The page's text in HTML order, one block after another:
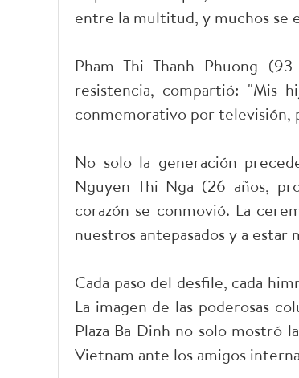
entre la multitud, y muchos se
Pham Thi Thanh Phuong
resistencia, compartió: "Mis
conmemorativo por televisión,
No solo la generación
Nguyen Thi Nga (26 años,
corazón se conmovió. La
nuestros antepasados y a estar
Cada paso del desfile, cada
La imagen de las poderosas
Plaza Ba Dinh no solo mostró
Vietnam ante los amigos